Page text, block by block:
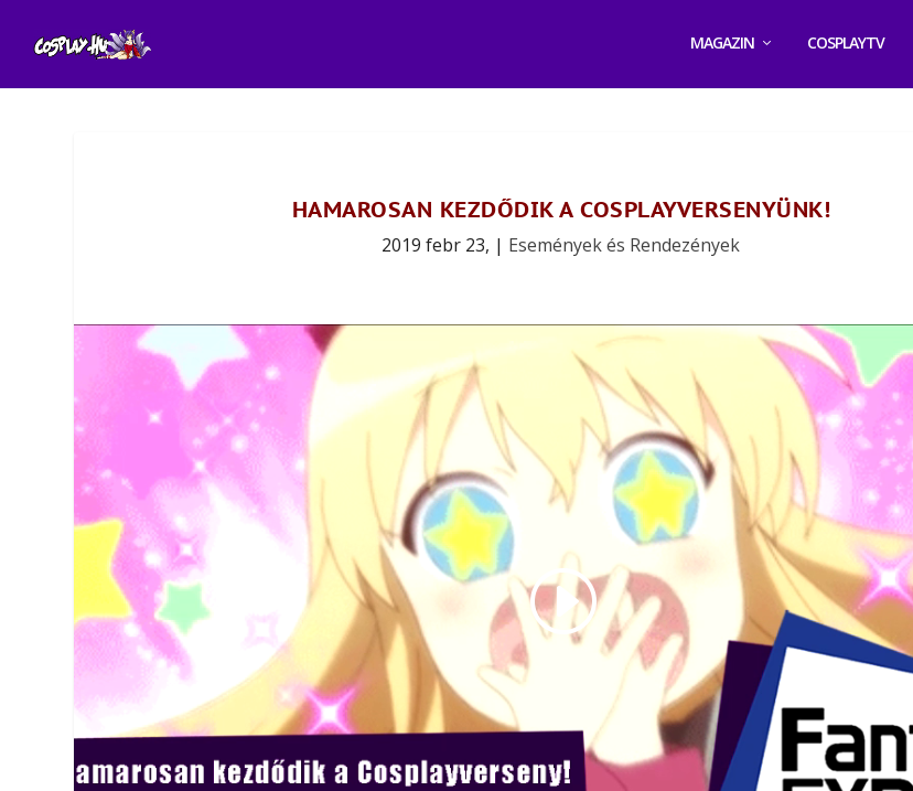
MAGAZIN COSPLAYTV
HAMAROSAN KEZDŐDIK A COSPLAYVERSENYÜNK!
2019 febr 23, | Események és Rendezények